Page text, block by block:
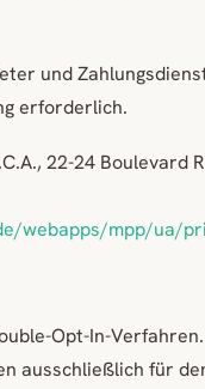
und
erforderlich.
22-24 Boulevard
webapps/mpp/ua/
Opt-In-
ausschließlich für